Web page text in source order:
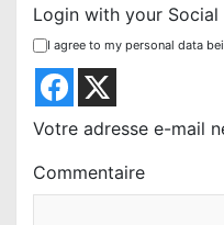
Login with your Social
I agree to my personal data
Votre adresse e-mail
Commentaire